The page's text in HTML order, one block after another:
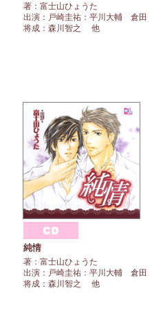
著：富士山ひょうた
出演：戸崎圭祐：平川大輔 倉田
将成：森川智之 他
純情
著：富士山ひょうた
出演：戸崎圭祐：平川大輔 倉田
将成：森川智之 他